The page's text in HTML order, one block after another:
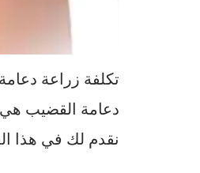
تكلفة زراعة
دعامة القضيب هي
نقدم لك في هذا